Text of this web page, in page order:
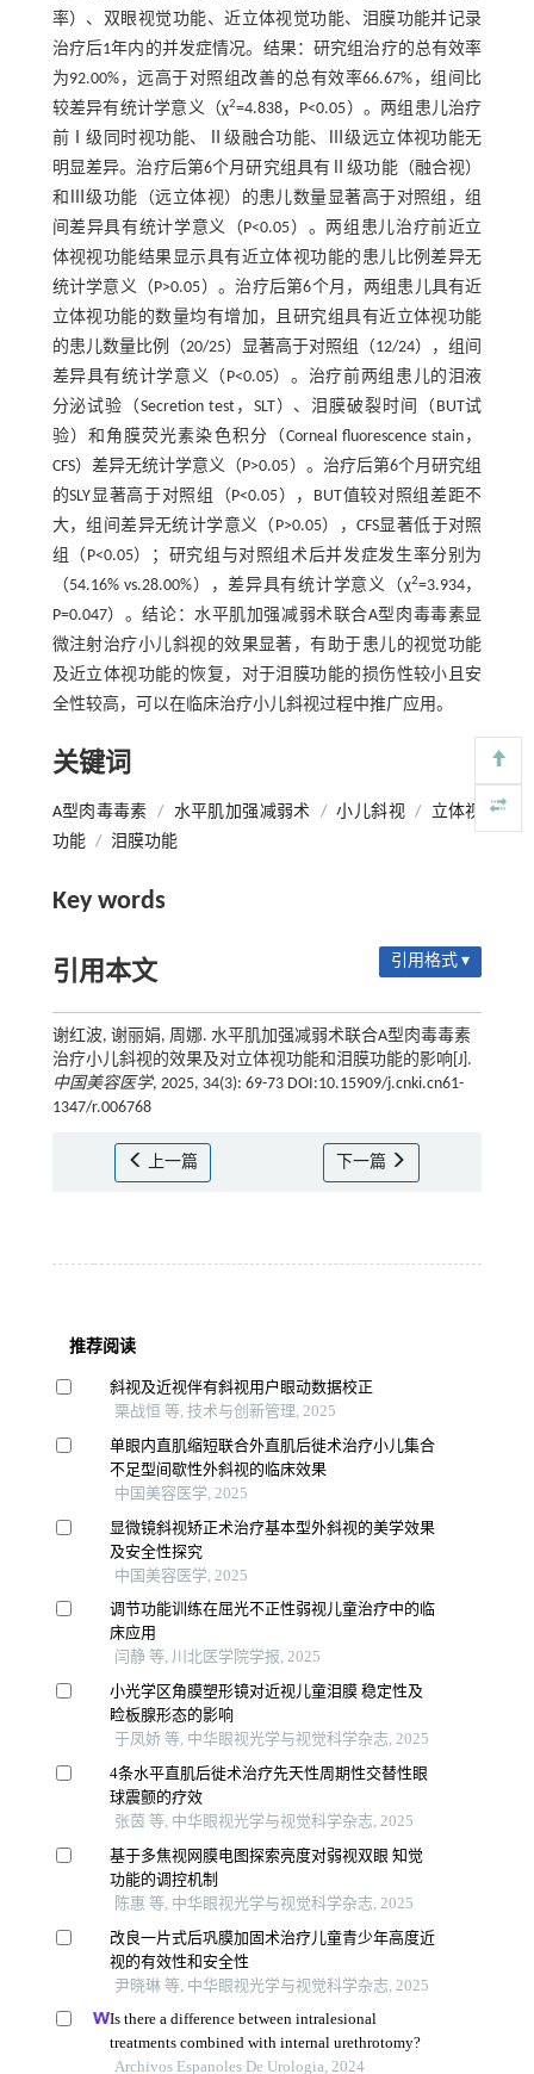
率）、双眼视觉功能、近立体视觉功能、泪膜功能并记录
治疗后1年内的并发症情况。结果：研究组治疗的总有效率
为92.00%，远高于对照组改善的总有效率66.67%，组间比
较差异有统计学意义（χ2=4.838，P<0.05）。两组患儿治疗
前Ⅰ级同时视功能、Ⅱ级融合功能、Ⅲ级远立体视功能无
明显差异。治疗后第6个月研究组具有Ⅱ级功能（融合视）
和Ⅲ级功能（远立体视）的患儿数量显著高于对照组，组
间差异具有统计学意义（P<0.05）。两组患儿治疗前近立
体视视功能结果显示具有近立体视功能的患儿比例差异无
统计学意义（P>0.05）。治疗后第6个月，两组患儿具有近
立体视功能的数量均有增加，且研究组具有近立体视功能
的患儿数量比例（20/25）显著高于对照组（12/24），组间
差异具有统计学意义（P<0.05）。治疗前两组患儿的泪液
分泌试验（Secretion test，SLT）、泪膜破裂时间（BUT试
验）和角膜荧光素染色积分（Corneal fluorescence stain，
CFS）差异无统计学意义（P>0.05）。治疗后第6个月研究组
的SLY显著高于对照组（P<0.05），BUT值较对照组差距不
大，组间差异无统计学意义（P>0.05），CFS显著低于对照
组（P<0.05）；研究组与对照组术后并发症发生率分别为
（54.16% vs.28.00%），差异具有统计学意义（χ2=3.934，
P=0.047）。结论：水平肌加强减弱术联合A型肉毒毒素显
微注射治疗小儿斜视的效果显著，有助于患儿的视觉功能
及近立体视功能的恢复，对于泪膜功能的损伤性较小且安
全性较高，可以在临床治疗小儿斜视过程中推广应用。
关键词
A型肉毒毒素 / 水平肌加强减弱术 / 小儿斜视 / 立体视
功能 / 泪膜功能
Key words
引用本文 引用格式 ▾
谢红波, 谢丽娟, 周娜. 水平肌加强减弱术联合A型肉毒毒素
治疗小儿斜视的效果及对立体视功能和泪膜功能的影响[J].
中国美容医学, 2025, 34(3): 69-73 DOI:10.15909/j.cnki.cn61-
1347/r.006768
上一篇 下一篇